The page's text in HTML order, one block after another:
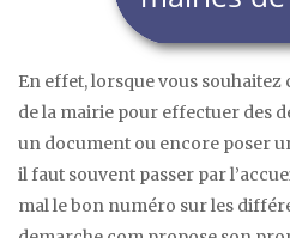
En effet, lorsque vous
de la mairie pour effectuer des
un document ou encore poser
il faut souvent passer par
mal le bon numéro sur les